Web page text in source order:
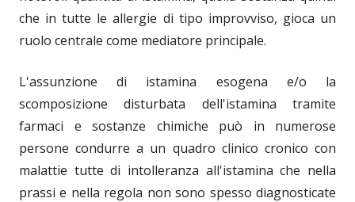
che in tutte le allergie di tipo improvviso, gioca un
ruolo centrale come mediatore principale.
L'assunzione di istamina esogena e/o la
scomposizione disturbata dell'istamina tramite
farmaci e sostanze chimiche può in numerose
persone condurre a un quadro clinico cronico con
malattie tutte di intolleranza all'istamina che nella
prassi e nella regola non sono spesso diagnosticate